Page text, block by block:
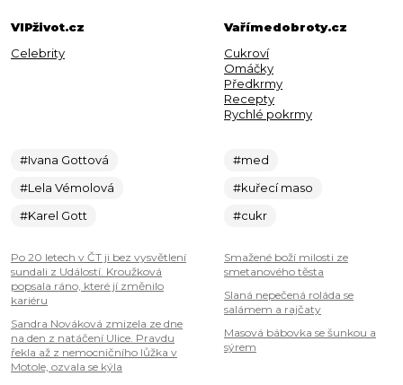
VIPživot.cz
Celebrity
#Ivana Gottová
#Lela Vémolová
#Karel Gott
Po 20 letech v ČT ji bez vysvětlení
sundali z Událostí. Kroužková
popsala ráno, které jí změnilo
kariéru
Sandra Nováková zmizela ze dne
na den z natáčení Ulice. Pravdu
řekla až z nemocničního lůžka v
Motole, ozvala se kýla
Vařímedobroty.cz
Cukroví
Omáčky
Předkrmy
Recepty
Rychlé pokrmy
#med
#kuřecí maso
#cukr
Smažené boží milosti ze
smetanového těsta
Slaná nepečená roláda se
salámem a rajčaty
Masová bábovka se šunkou a
sýrem